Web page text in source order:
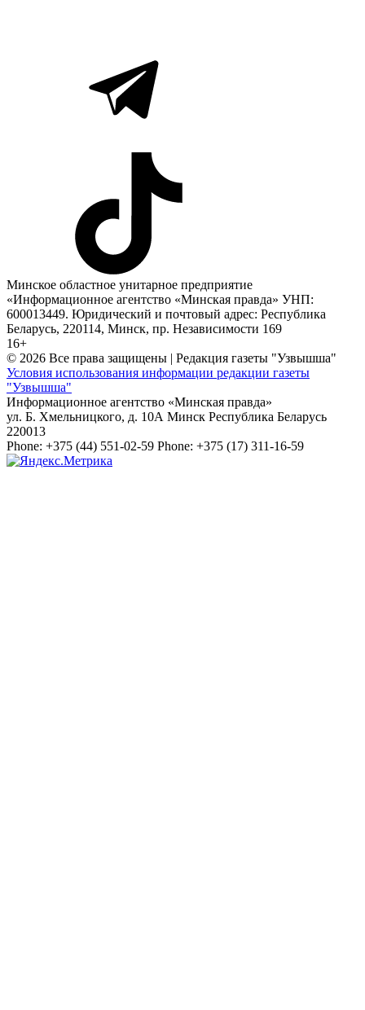
Минское областное унитарное предприятие
«Информационное агентство «Минская правда» УНП:
600013449. Юридический и почтовый адрес: Республика
Беларусь, 220114, Минск, пр. Независимости 169
16+
© 2026 Все права защищены | Редакция газеты "Узвышша"
Условия использования информации редакции газеты
"Узвышша"
Информационное агентство «Минская правда»
ул. Б. Хмельницкого, д. 10А Минск Республика Беларусь
220013
Phone: +375 (44) 551-02-59 Phone: +375 (17) 311-16-59